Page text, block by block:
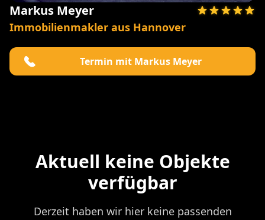
Markus Meyer
Immobilienmakler aus Hannover
Termin mit Markus Meyer
Aktuell keine Objekte
verfügbar
Derzeit haben wir hier keine passenden